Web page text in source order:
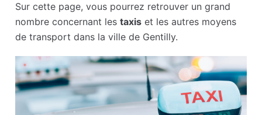
Sur cette page, vous pourrez retrouver un grand
nombre concernant lestaxis et les autres moyens
de transport dans la ville de Gentilly.